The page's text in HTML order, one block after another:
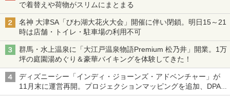
で着替えや荷物がスリムにまとまる
名神 大津SA「びわ湖大花火大会」開催に伴い閉鎖。明日15～21
時は店舗・トイレ・駐車場の利用不可
群馬・水上温泉に「大江戸温泉物語Premium 松乃井」開業。1万
坪の庭園湯めぐり＆豪華バイキングを体験してきた！
ディズニーシー「インディ・ジョーンズ・アドベンチャー」が
11月末に運営再開。プロジェクションマッピングを追加、DPA
は1500円